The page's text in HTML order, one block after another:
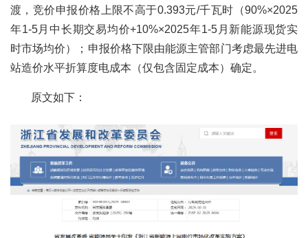
渡，竞价申报价格上限不高于0.393元/千瓦时（90%×2025
年1-5月中长期交易均价+10%×2025年1-5月新能源现货实
时市场均价）；申报价格下限由能源主管部门考虑最先进电
站造价水平折算度电成本（仅包含固定成本）确定。
原文如下：